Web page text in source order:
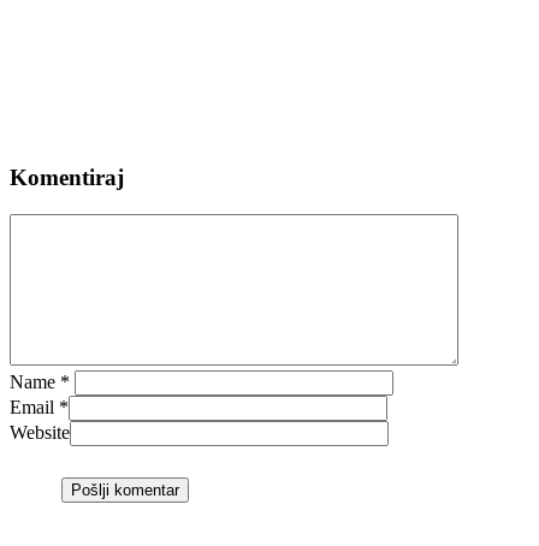
Komentiraj
Name *
Email *
Website